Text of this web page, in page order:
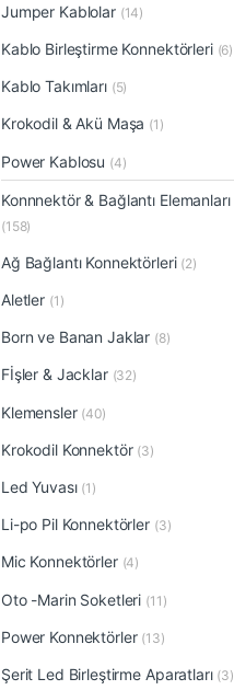
Jumper Kablolar (14)
Kablo Birleştirme Konnektörleri (6)
Kablo Takımları (5)
Krokodil & Akü Maşa (1)
Power Kablosu (4)
Konnnektör & Bağlantı Elemanları
(158)
Ağ Bağlantı Konnektörleri (2)
Aletler (1)
Born ve Banan Jaklar (8)
Fİşler & Jacklar (32)
Klemensler (40)
Krokodil Konnektör (3)
Led Yuvası (1)
Li-po Pil Konnektörler (3)
Mic Konnektörler (4)
Oto -Marin Soketleri (11)
Power Konnektörler (13)
Şerit Led Birleştirme Aparatları (3)